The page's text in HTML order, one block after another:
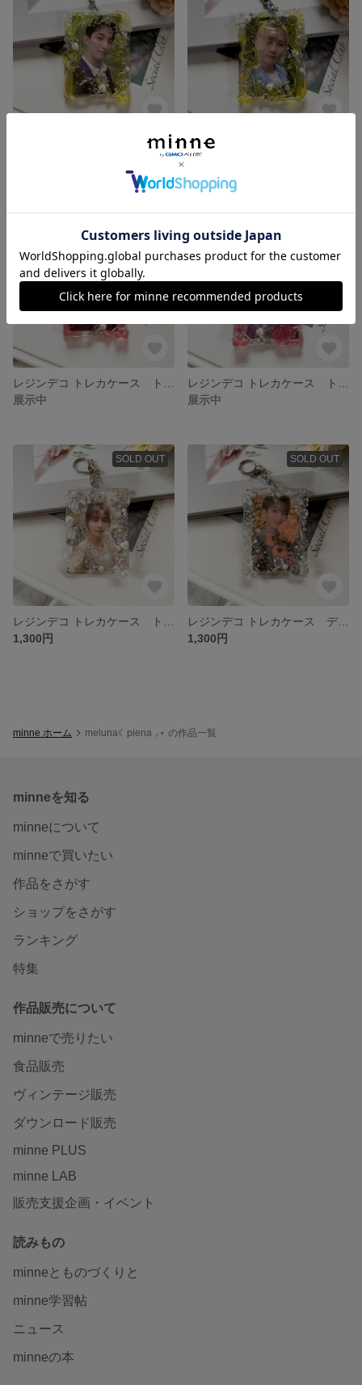
レジンデコ トレカケース トレカデコ 硬質 キーホルダー♡b8サイズ クリア ラメ オーロラ スパンコール
展示中
展示中
SOLD OUT
1,300円
SOLD OUT
1,300円
minne ホーム meluna☾piena ⸝⋆ の作品一覧
minneを知る
minneについて
minneで買いたい
作品をさがす
ショップをさがす
ランキング
特集
作品販売について
minneで売りたい
食品販売
ヴィンテージ販売
ダウンロード販売
minne PLUS
minne LAB
販売支援企画・イベント
読みもの
minneとものづくりと
minne学習帖
ニュース
minneの本